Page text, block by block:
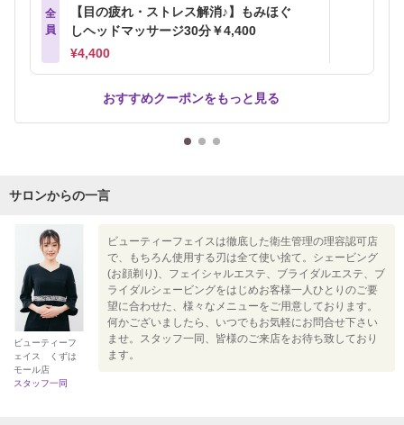
全
員
【目の疲れ・ストレス解消♪】もみほぐ
しヘッドマッサージ30分￥4,400
¥4,400
おすすめクーポンをもっと見る
サロンからの一言
ビューティーフ
ェイス くずは
モール店
スタッフ一同
ビューティーフェイスは徹底した衛生管理の理容認可店
で、もちろん使用する刃は全て使い捨て。シェービング
(お顔剃り)、フェイシャルエステ、ブライダルエステ、ブ
ライダルシェービングをはじめお客様一人ひとりのご要
望に合わせた、様々なメニューをご用意しております。
何かございましたら、いつでもお気軽にお問合せ下さい
ませ。スタッフ一同、皆様のご来店をお待ち致しており
ます。